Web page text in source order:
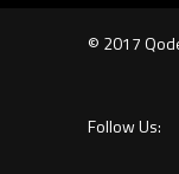
© 2017
Follow Us: